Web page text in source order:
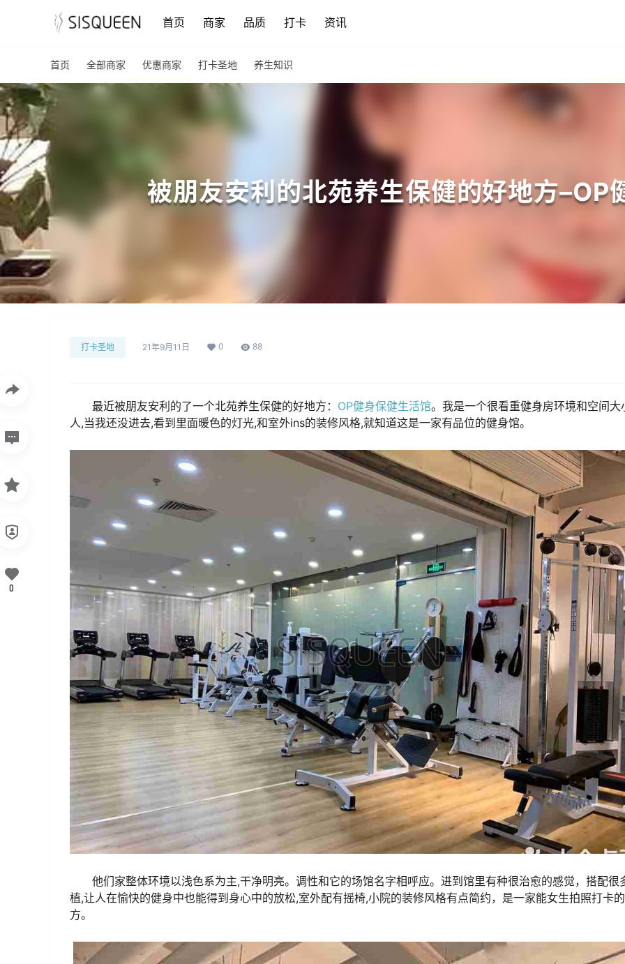
首页 商家 品质 打卡 资讯
首页 全部商家 优惠商家 打卡圣地 养生知识
被朋友安利的北苑养生保健的好地方–OP
打卡圣地 21年9月11日 0 88
最近被朋友安利的了一个北苑养生保健的好地方： OP健身保健生活馆。我是一个很看重健身房环境和空间大
人,当我还没进去,看到里面暖色的灯光,和室外ins的装修风格,就知道这是一家有品位的健身馆。
他们家整体环境以浅色系为主,干净明亮。调性和它的场馆名字相呼应。进到馆里有种很治愈的感觉，搭配很
植,让人在愉快的健身中也能得到身心中的放松,室外配有摇椅,小院的装修风格有点简约，是一家能女生拍照打卡
方。
0